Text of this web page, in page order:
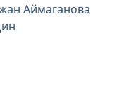
Аймаганова